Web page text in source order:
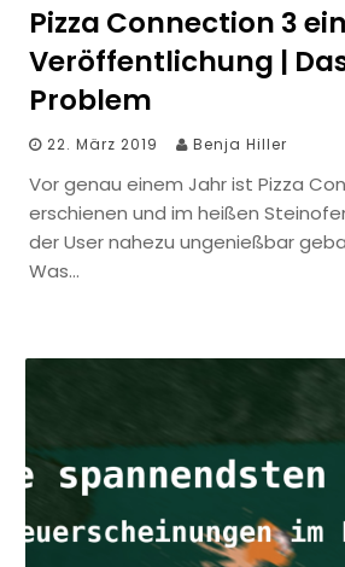
Pizza Connection 3
Veröffentlichung |
Problem
22. März 2019 Benja Hiller
Vor genau einem Jahr ist Pizza
erschienen und im heißen
der User nahezu ungenießbar
Was…